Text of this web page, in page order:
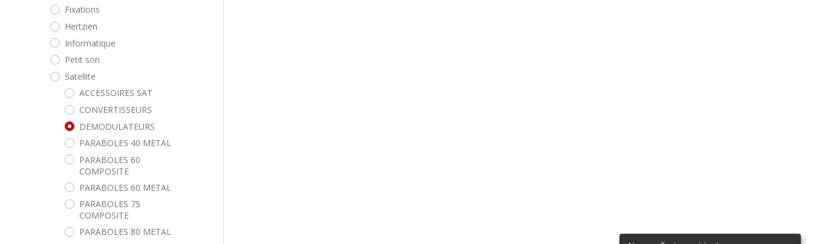
Fixations
Hertzien
Informatique
Petit son
Satellite
ACCESSOIRES SAT
CONVERTISSEURS
DEMODULATEURS
PARABOLES 40 METAL
PARABOLES 60
COMPOSITE
PARABOLES 60 METAL
PARABOLES 75
COMPOSITE
PARABOLES 80 METAL